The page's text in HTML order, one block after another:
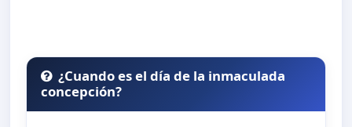
¿Cuando es el día de la inmaculada
concepción?